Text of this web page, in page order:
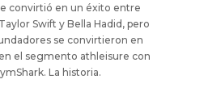
convirtió en un éxito entre
Swift y Bella Hadid, pero
se convirtieron en
el segmento athleisure con
La historia.